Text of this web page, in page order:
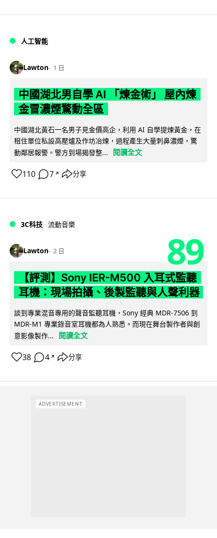
人工智能
Lawton 1 日
中國湖北男自學 AI 「煉金術」 屋內煉
金冒濃煙驚動全區
中國湖北黃石一名男子見金價高企，利用 AI 自學提煉黃金，在
租住單位私設高壓爐及作坊冶煉，過程產生大量刺鼻濃煙，驚
動鄰居報警。警方到場揭發整...
閱讀全文
110 7 ↗ 分享
3C科技 流動音樂
Lawton 2 日 89
【評測】Sony IER-M500 入耳式監聽
耳機：現場拍攝、後製監聽與人聲利器
談到專業混音專用的聲音監聽耳機，Sony 經典 MDR-7506 到
MDR-M1 專業錄音室耳機都為人熟悉。而現在舞台製作者與創
意影像製作...
閱讀全文
38 4 ↗ 分享
ADVERTISEMENT